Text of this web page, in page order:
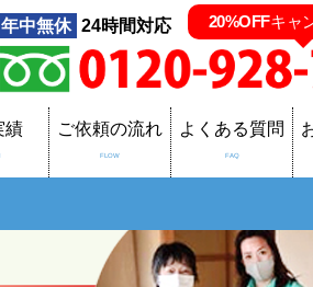
年中無休 24時間対応 20%OFFキャ
績 ご依頼の流れ
FLOW
よくある質問
FAQ